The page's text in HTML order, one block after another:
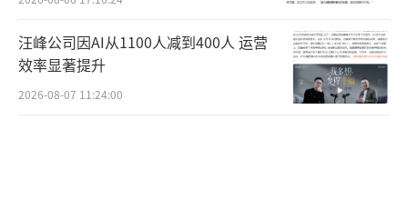
汪峰公司因AI从1100人减到400人 运营
效率显著提升
2026-08-07 11:24:00